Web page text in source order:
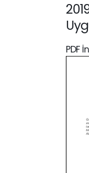
PDF